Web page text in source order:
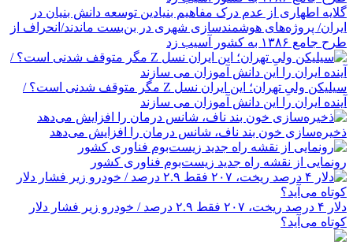
گلایه اطهاری از عدم درک مفاهیم بنیادین توسعه دانش بنیان در
ایران/ پروژه‌های هوشمندسازی شهری در بن‌بست ماندند/انحراف از
طرح جامع ۱۳۸۶ به کشور آسیب زد
سیلیکن ولیِ تهران؛ این ایران نسل Z مگر متوقف شدنی است؟ /
آینده ایران را این دانش آموزان می سازند
ذخیره‌سازی خون بند ناف، شانس درمان را افزایش می‌دهد
رونمایی از نقشه راه جدید زیست‌بوم فناوری کشور
دلار ۴ درصد ریخت، ۲۰۷ فقط ۲.۹ درصد / خودرو زیر فشار دلار
کوتاه می‌آید؟